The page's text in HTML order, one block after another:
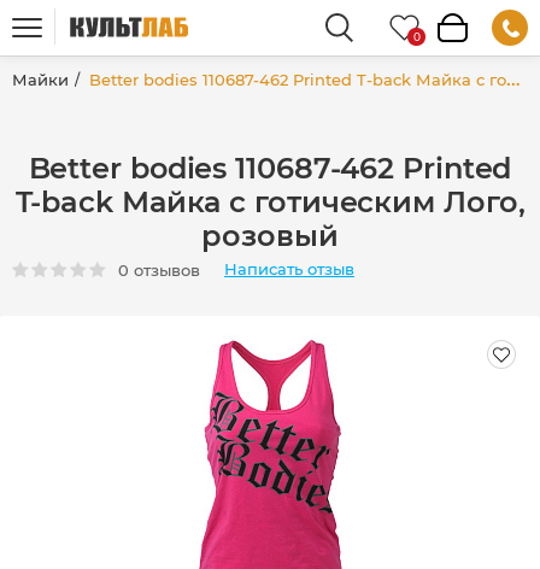
Майки Better bodies 110687-462 Printed T-back Майка с готическим Лого, розовый
Better bodies 110687-462 Printed
T-back Майка с готическим Лого,
розовый
0 отзывов Написать отзыв